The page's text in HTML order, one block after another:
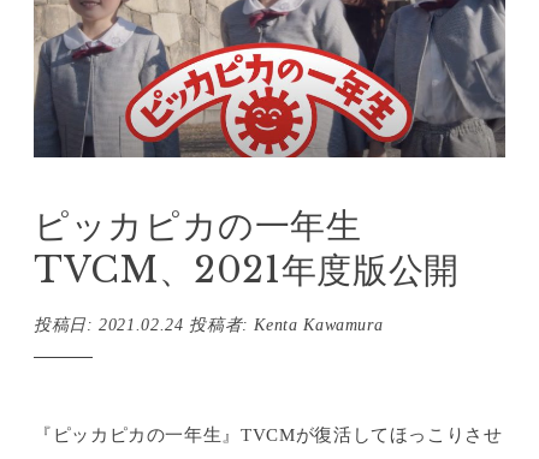
ピッカピカの一年生
TVCM、2021年度版公開
投稿日:2021.02.24 投稿者:Kenta Kawamura
『ピッカピカの一年生』TVCMが復活してほっこりさせ